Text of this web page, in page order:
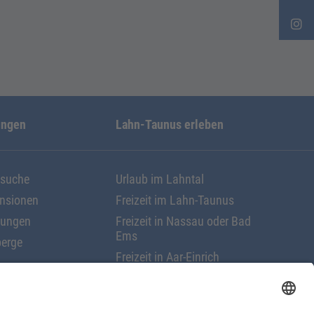
Lahn-Taunus erleben
Urlaub im Lahntal
Freizeit im Lahn-Taunus
Freizeit in Nassau oder Bad
Ems
Freizeit in Aar-Einrich